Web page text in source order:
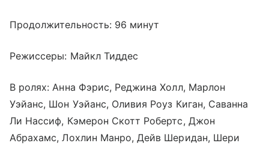
Продолжительность: 96 минут
Режиссеры: Майкл Тиддес
В ролях: Анна Фэрис, Реджина Холл, Марлон
Уэйанс, Шон Уэйанс, Оливия Роуз Киган, Саванна
Ли Нассиф, Кэмерон Скотт Робертс, Джон
Абрахамс, Лохлин Манро, Дейв Шеридан, Шери